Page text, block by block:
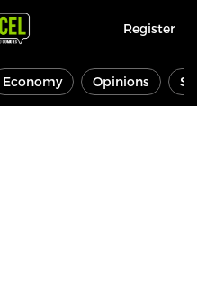
Register
Economy Opinions